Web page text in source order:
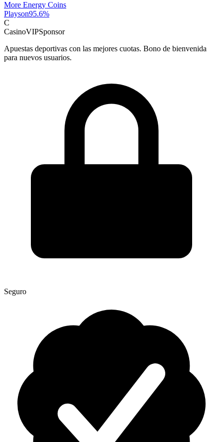
More Energy Coins
Playson95.6%
C
CasinoVIPSponsor
Apuestas deportivas con las mejores cuotas. Bono de bienvenida
para nuevos usuarios.
Seguro